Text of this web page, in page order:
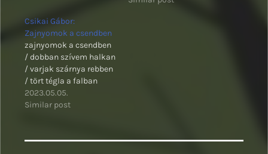
Csikai Gábor:
Zajnyomok a csendben
zajnyomok a csendben
/ dobban szívem halkan
/ varjak szárnya rebben
/ tört tégla a falban
2023.05.05.
Similar post